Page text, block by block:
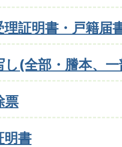
理証明書・戸籍届
し(全部・謄本、
票
明書